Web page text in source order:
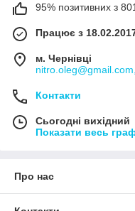
95% позитивних з 801
Працює з
м. Чернівці
nitro.oleg@gmail.com,
Контакти
Сьогодні вихідний
Показати весь
Про нас